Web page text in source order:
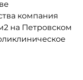
компания
на Петровском